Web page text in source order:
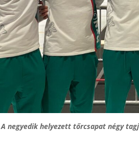
A negyedik helyezett tőrcsapat négy